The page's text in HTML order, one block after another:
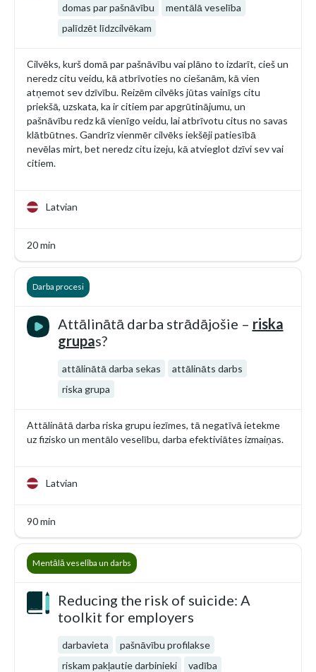
domas par pašnāvību
mentālā veselība
palīdzēt līdzcilvēkam
Cilvēks, kurš domā par pašnāvību vai plāno to izdarīt, cieš un
neredz citu veidu, kā atbrīvoties no ciešanām, kā vien
atņemot sev dzīvību. Reizēm cilvēks jūtas vainīgs citu
priekšā, uzskata, ka ir citiem par apgrūtinājumu, un
pašnāvību redz kā vienīgo veidu, lai atbrīvotu citus no savas
klātbūtnes. Gandrīz vienmēr cilvēks iekšēji patiesībā
nevēlas mirt, bet neredz citu izeju, kā atvieglot dzīvi sev vai
citiem.
Latvian
20 min
Attālinātā darba strādājošie – riska
grupas?
attālinātā darba sekas
attālināts darbs
riska grupa
Attālinātā darba riska grupu iezīmes, tā negatīvā ietekme
uz fizisko un mentālo veselību, darba efektiviātes izmaiņas.
Latvian
90 min
Darba procesi
Reducing the risk of suicide: A
toolkit for employers
darbavieta
pašnāvību profilakse
riskam pakļautie darbinieki
vadība
Mentālā veselība un darbs